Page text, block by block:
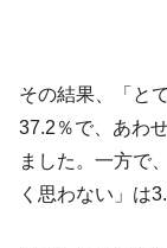
その結果、「と
37.2％で、あわ
ました。一方で
く思わない」は